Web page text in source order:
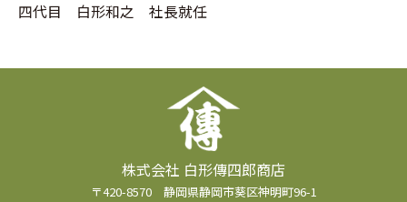
四代目 白形和之 社長就任
株式会社 白形傳四郎商店
〒420-8570 静岡県静岡市葵区神明町96-1